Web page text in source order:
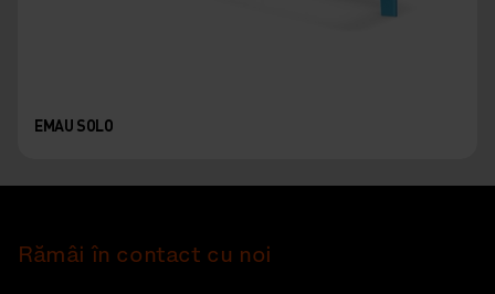
EMAU SOLO
Rămâi în contact cu noi